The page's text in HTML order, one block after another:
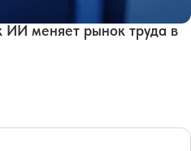
ИИ меняет рынок труда в